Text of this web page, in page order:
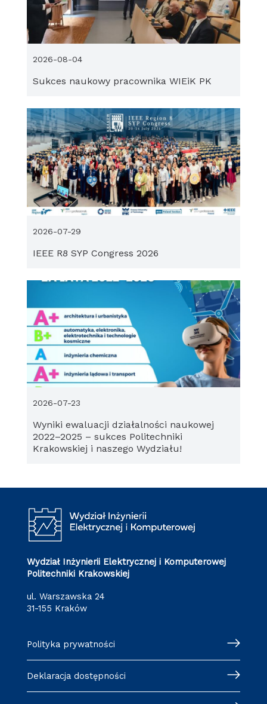
Sukces naukowy pracownika WIEiK PK
2026-08-04
IEEE R8 SYP Congress 2026
2026-07-29
Wyniki ewaluacji działalności naukowej
2022–2025 – sukces Politechniki
Krakowskiej i naszego Wydziału!
2026-07-23
Wydział Inżynierii Elektrycznej i Komputerowej
Politechniki Krakowskiej
ul. Warszawska 24
31-155 Kraków
Polityka prywatności
Deklaracja dostępności